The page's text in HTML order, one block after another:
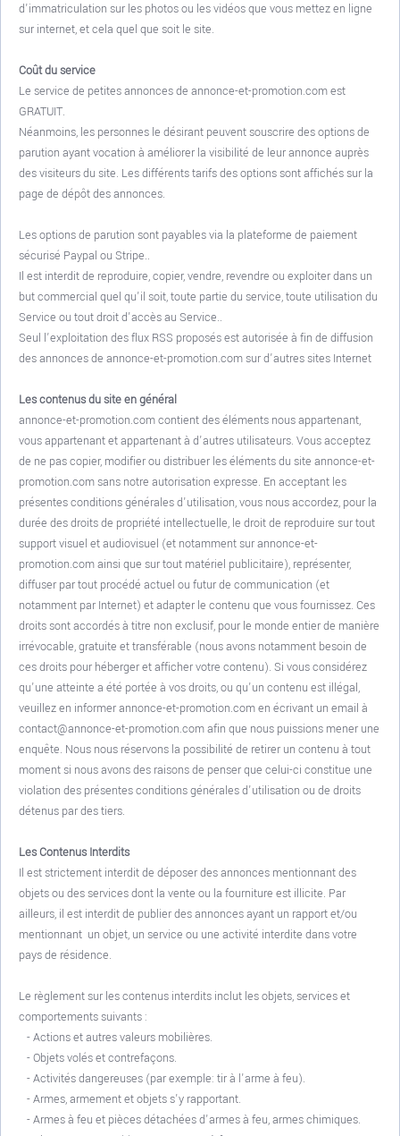
d'immatriculation sur les photos ou les vidéos que vous mettez en ligne
sur internet, et cela quel que soit le site.
Coût du service
Le service de petites annonces de annonce-et-promotion.com est
GRATUIT.
Néanmoins, les personnes le désirant peuvent souscrire des options de
parution ayant vocation à améliorer la visibilité de leur annonce auprès
des visiteurs du site. Les différents tarifs des options sont affichés sur la
page de dépôt des annonces.
Les options de parution sont payables via la plateforme de paiement
sécurisé Paypal ou Stripe..
Il est interdit de reproduire, copier, vendre, revendre ou exploiter dans un
but commercial quel qu'il soit, toute partie du service, toute utilisation du
Service ou tout droit d'accès au Service..
Seul l’exploitation des flux RSS proposés est autorisée à fin de diffusion
des annonces de annonce-et-promotion.com sur d’autres sites Internet
Les contenus du site en général
annonce-et-promotion.com contient des éléments nous appartenant,
vous appartenant et appartenant à d'autres utilisateurs. Vous acceptez
de ne pas copier, modifier ou distribuer les éléments du site annonce-et-
promotion.com sans notre autorisation expresse. En acceptant les
présentes conditions générales d'utilisation, vous nous accordez, pour la
durée des droits de propriété intellectuelle, le droit de reproduire sur tout
support visuel et audiovisuel (et notamment sur annonce-et-
promotion.com ainsi que sur tout matériel publicitaire), représenter,
diffuser par tout procédé actuel ou futur de communication (et
notamment par Internet) et adapter le contenu que vous fournissez. Ces
droits sont accordés à titre non exclusif, pour le monde entier de manière
irrévocable, gratuite et transférable (nous avons notamment besoin de
ces droits pour héberger et afficher votre contenu). Si vous considérez
qu'une atteinte a été portée à vos droits, ou qu'un contenu est illégal,
veuillez en informer annonce-et-promotion.com en écrivant un email à
contact@annonce-et-promotion.com afin que nous puissions mener une
enquête. Nous nous réservons la possibilité de retirer un contenu à tout
moment si nous avons des raisons de penser que celui-ci constitue une
violation des présentes conditions générales d'utilisation ou de droits
détenus par des tiers.
Les Contenus Interdits
Il est strictement interdit de déposer des annonces mentionnant des
objets ou des services dont la vente ou la fourniture est illicite. Par
ailleurs, il est interdit de publier des annonces ayant un rapport et/ou
mentionnant un objet, un service ou une activité interdite dans votre
pays de résidence.
Le règlement sur les contenus interdits inclut les objets, services et
comportements suivants :
- Actions et autres valeurs mobilières.
- Objets volés et contrefaçons.
- Activités dangereuses (par exemple: tir à l'arme à feu).
- Armes, armement et objets s'y rapportant.
- Armes à feu et pièces détachées d'armes à feu, armes chimiques.